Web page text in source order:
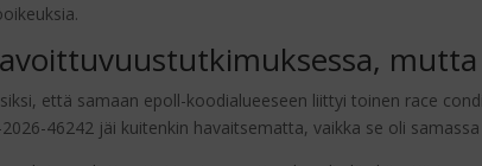
että samaan epoll-koodialueeseen liittyi toinen race
46242 jäi kuitenkin havaitsematta, vaikka se oli